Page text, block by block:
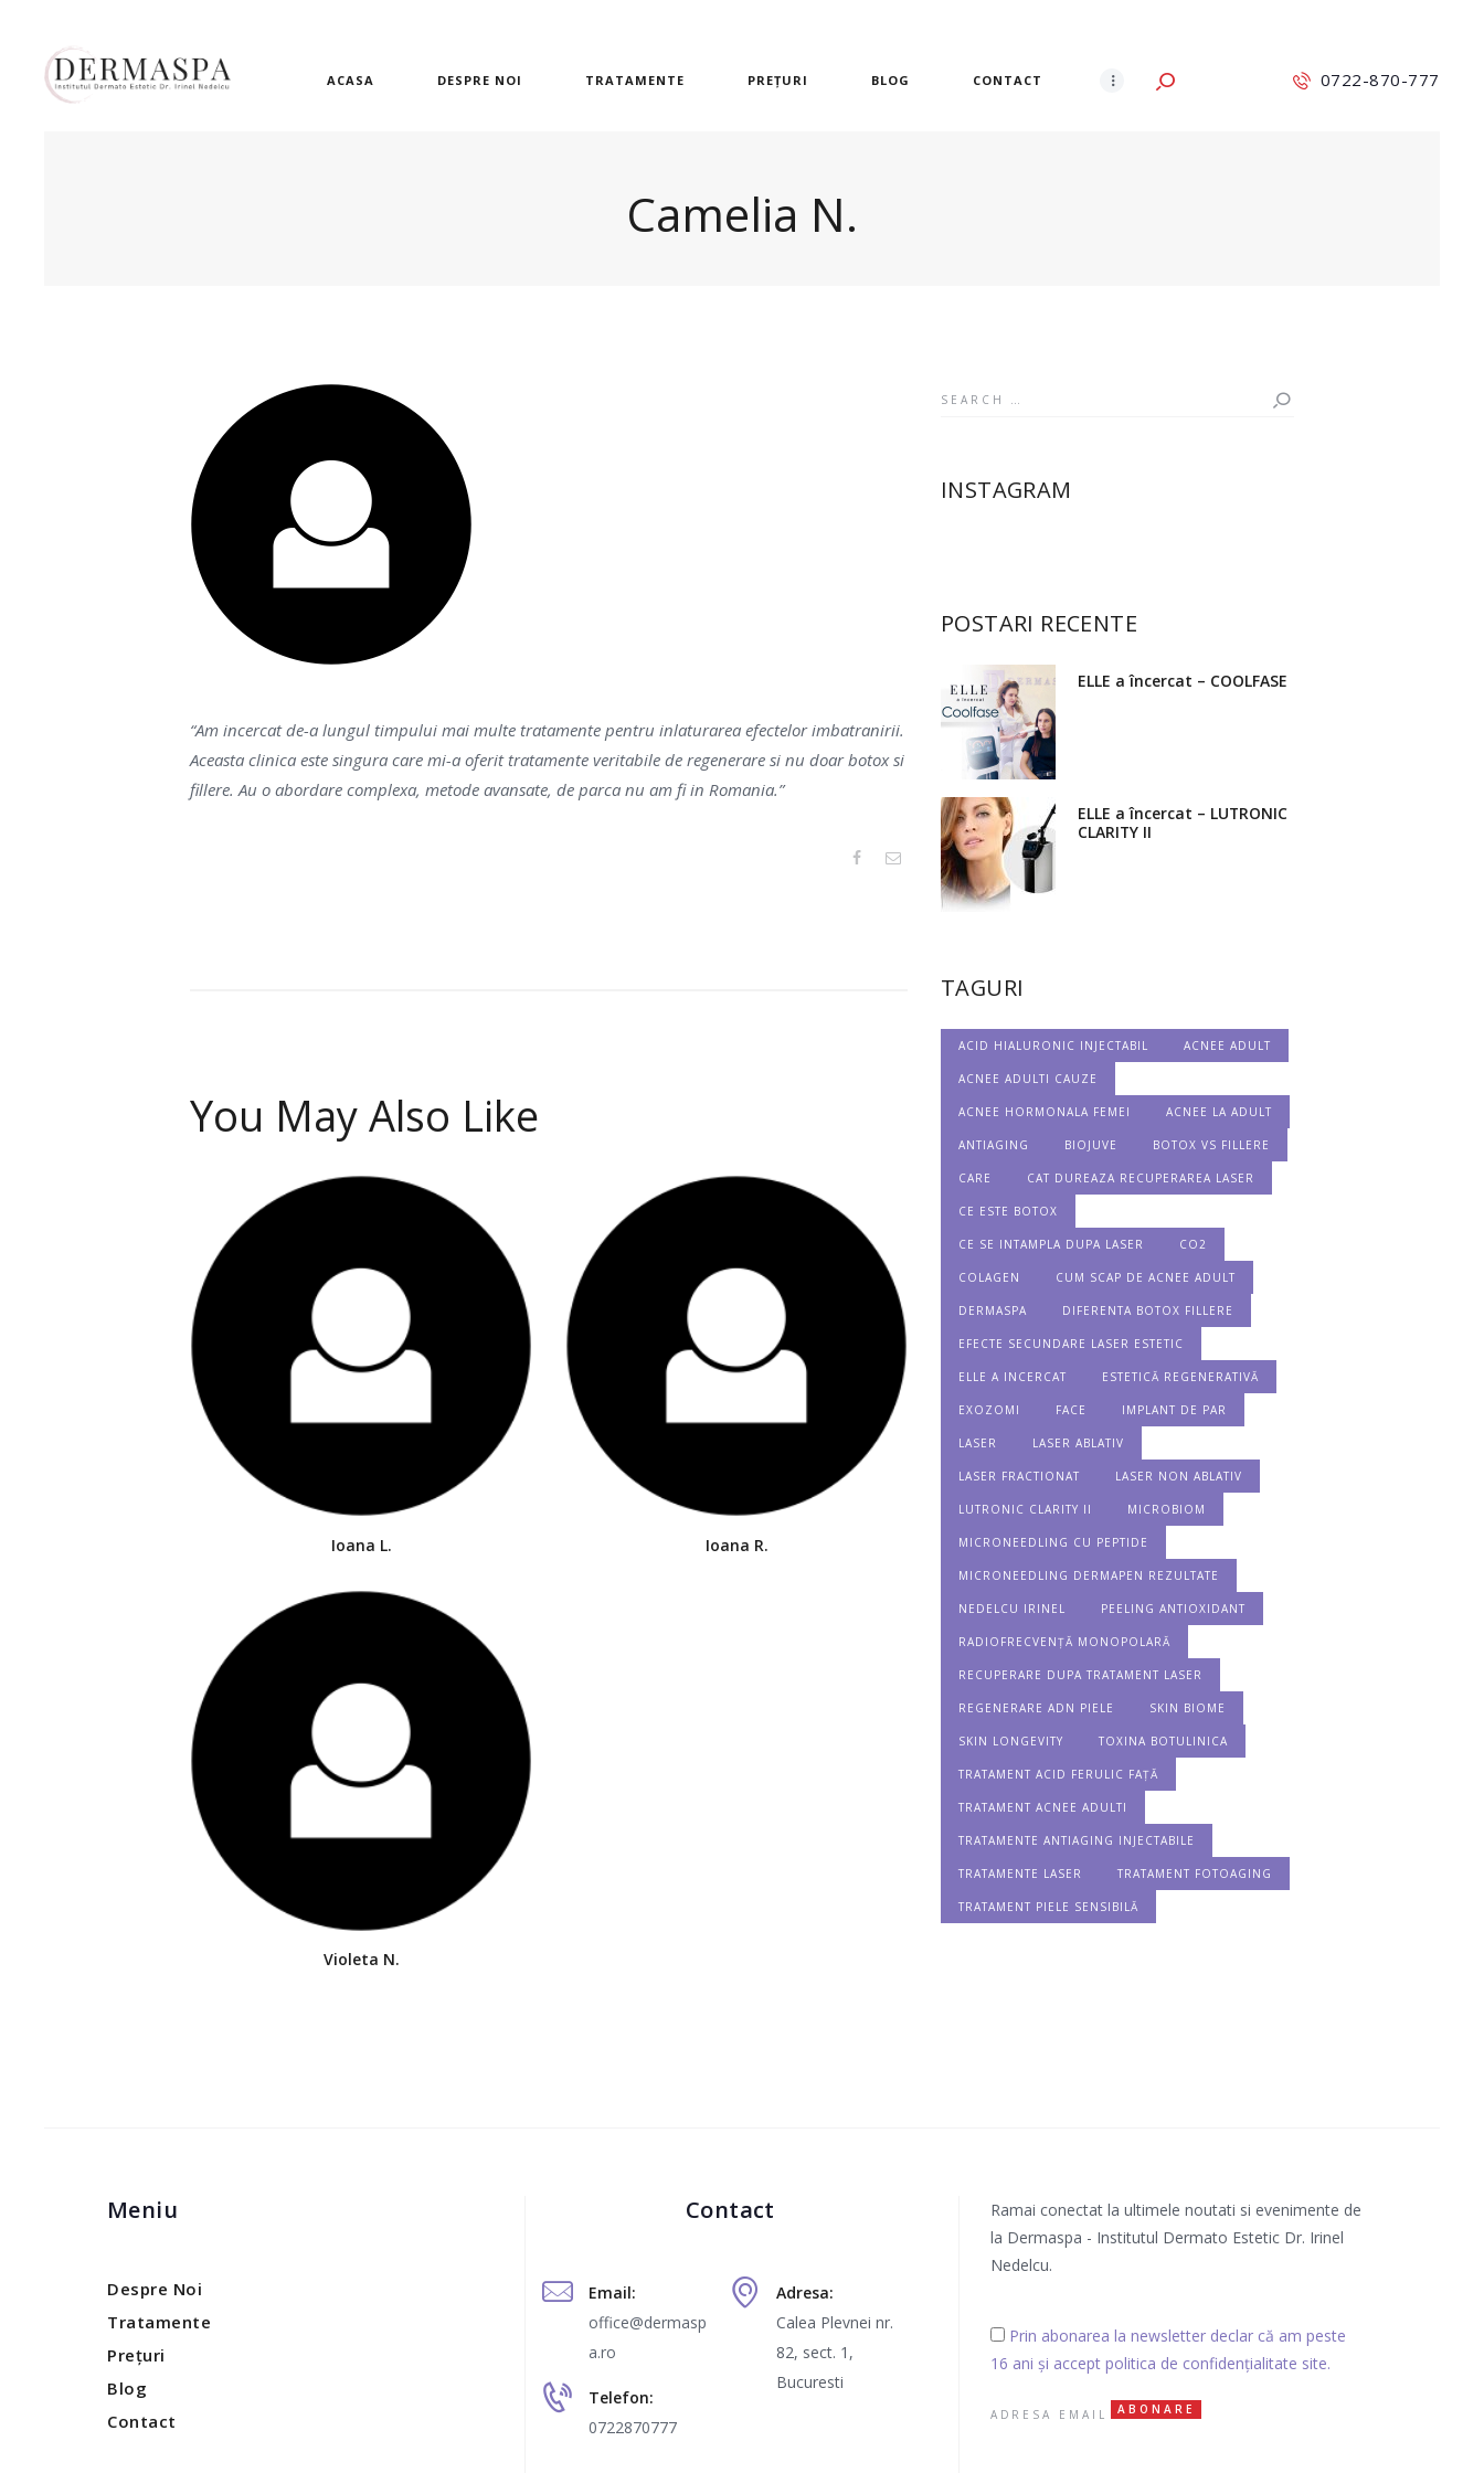
ACASA DESPRE NOI TRATAMENTE PREȚURI BLOG CONTACT 0722-870-777
Camelia N.
“Am incercat de-a lungul timpului mai multe tratamente pentru inlaturarea efectelor imbatranirii.
Aceasta clinica este singura care mi-a oferit tratamente veritabile de regenerare si nu doar botox si
fillere. Au o abordare complexa, metode avansate, de parca nu am fi in Romania.”
You May Also Like
Ioana L. Ioana R.
Violeta N.
Search
INSTAGRAM
POSTARI RECENTE
ELLE a încercat – COOLFASE
ELLE a încercat – LUTRONIC
CLARITY II
TAGURI
ACID HIALURONIC INJECTABIL ACNEE ADULT
ACNEE ADULTI CAUZE
ACNEE HORMONALA FEMEI ACNEE LA ADULT
ANTIAGING BIOJUVE BOTOX VS FILLERE
CARE CAT DUREAZA RECUPERAREA LASER
CE ESTE BOTOX
CE SE INTAMPLA DUPA LASER CO2
COLAGEN CUM SCAP DE ACNEE ADULT
DERMASPA DIFERENTA BOTOX FILLERE
EFECTE SECUNDARE LASER ESTETIC
ELLE A INCERCAT ESTETICĂ REGENERATIVĂ
EXOZOMI FACE IMPLANT DE PAR
LASER LASER ABLATIV
LASER FRACTIONAT LASER NON ABLATIV
LUTRONIC CLARITY II MICROBIOM
MICRONEEDLING CU PEPTIDE
MICRONEEDLING DERMAPEN REZULTATE
NEDELCU IRINEL PEELING ANTIOXIDANT
RADIOFRECVENȚĂ MONOPOLARĂ
RECUPERARE DUPA TRATAMENT LASER
REGENERARE ADN PIELE SKIN BIOME
SKIN LONGEVITY TOXINA BOTULINICA
TRATAMENT ACID FERULIC FAȚĂ
TRATAMENT ACNEE ADULTI
TRATAMENTE ANTIAGING INJECTABILE
TRATAMENTE LASER TRATAMENT FOTOAGING
TRATAMENT PIELE SENSIBILĂ
Meniu
Despre Noi
Tratamente
Prețuri
Blog
Contact
Contact
Email:
office@dermasp
a.ro
Telefon:
0722870777
Adresa:
Calea Plevnei nr.
82, sect. 1,
Bucuresti
Ramai conectat la ultimele noutati si evenimente de
la Dermaspa - Institutul Dermato Estetic Dr. Irinel
Nedelcu.
Prin abonarea la newsletter declar că am peste
16 ani și accept politica de confidențialitate site.